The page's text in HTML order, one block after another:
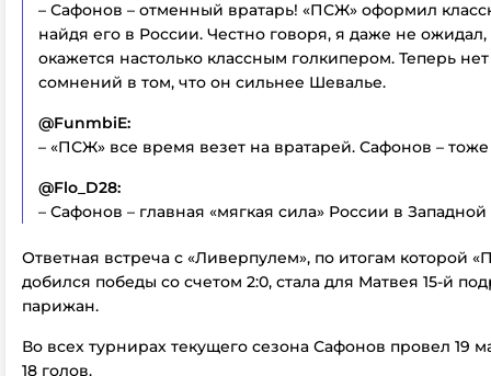
– Сафонов – отменный вратарь! «ПСЖ» оформил
найдя его в России. Честно говоря, я даже не ожидал,
окажется настолько классным голкипером. Теперь
сомнений в том, что он сильнее Шевалье.
@FunmbiE:
– «ПСЖ» все время везет на вратарей. Сафонов –
@Flo_D28:
– Сафонов – главная «мягкая сила» России в
Ответная встреча с «Ливерпулем», по итогам которой
добился победы со счетом 2:0, стала для Матвея 15-й
парижан.
Во всех турнирах текущего сезона Сафонов провел 19
18 голов.